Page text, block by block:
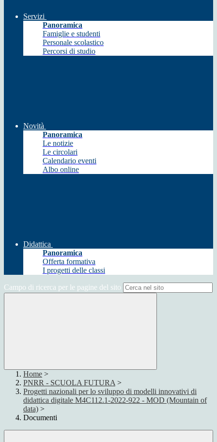
Servizi
Panoramica
Famiglie e studenti
Personale scolastico
Percorsi di studio
Novità
Panoramica
Le notizie
Le circolari
Calendario eventi
Albo online
Didattica
Panoramica
Offerta formativa
I progetti delle classi
Campo di ricerca per le pagine del sito
Home >
PNRR - SCUOLA FUTURA >
Progetti nazionali per lo sviluppo di modelli innovativi di
didattica digitale M4C112.1-2022-922 - MOD (Mountain of
data) >
Documenti